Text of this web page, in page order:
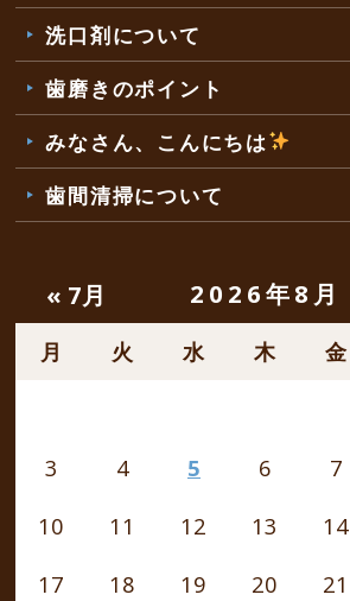
洗口剤について
歯磨きのポイント
みなさん、こんにちは
歯間清掃について
2026年8月
月 火 水 木 金
« 7月
3
4 5 6 7
10
11 12 13 14
17
18 19 20 21